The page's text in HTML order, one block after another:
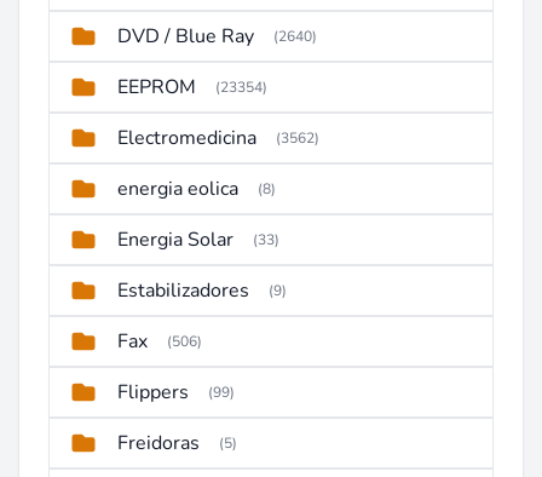
DVD / Blue Ray (2640)
EEPROM (23354)
Electromedicina (3562)
energia eolica (8)
Energia Solar (33)
Estabilizadores (9)
Fax (506)
Flippers (99)
Freidoras (5)